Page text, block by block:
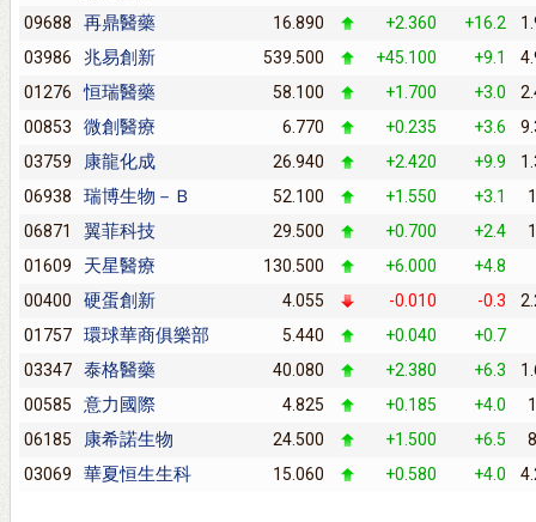
09688
再鼎醫藥 16.890 +2.360 +16.2
03986
兆易創新 539.500 +45.100 +9.1
01276
恒瑞醫藥 58.100 +1.700 +3.0
00853
微創醫療 6.770 +0.235 +3.6
03759
康龍化成 26.940 +2.420 +9.9
06938
瑞博生物－Ｂ 52.100 +1.550 +3.1
06871
翼菲科技 29.500 +0.700 +2.4
01609
天星醫療 130.500 +6.000
+4.8
00400
硬蛋創新 4.055 -0.010 -0.3
01757
環球華商俱樂部 5.440 +0.040
+0.7
03347
泰格醫藥 40.080 +2.380 +6.3
00585
意力國際 4.825 +0.185 +4.0
06185
康希諾生物 24.500 +1.500 +6.5
03069
華夏恒生生科 15.060 +0.580 +4.0